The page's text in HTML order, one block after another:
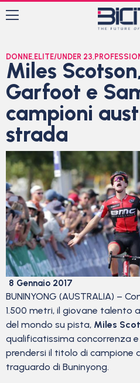
DONNE, ELITE/UNDER 23,
Miles
Garfoot e
campioni
strada
8 Gennaio 2017
BUNINYONG (AUSTRALIA) –
1.500 metri, il giovane talento
del mondo su pista, Miles
qualificatissima concorrenza
prendersi il titolo di campione
traguardo di Buninyong.